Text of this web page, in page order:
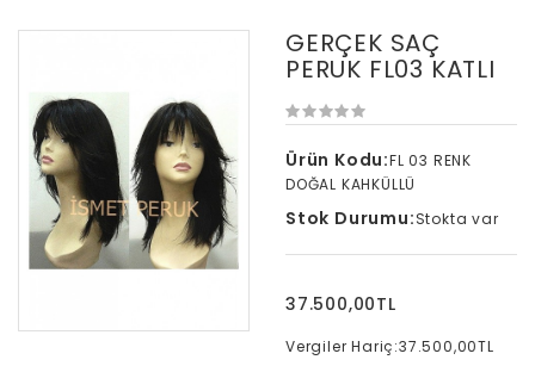
GERÇEK SAÇ
PERUK FL03 KATLI
Ürün Kodu:FL 03 RENK
DOĞAL KAHKÜLLÜ
Stok Durumu:Stokta var
37.500,00TL
Vergiler Hariç:37.500,00TL